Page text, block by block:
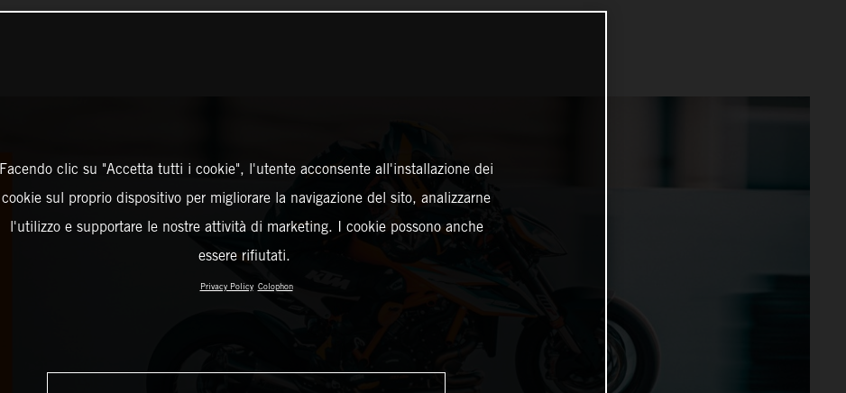
Facendo clic su "Accetta tutti i cookie", l'utente acconsente all'installazione dei
cookie sul proprio dispositivo per migliorare la navigazione del sito, analizzarne
l'utilizzo e supportare le nostre attività di marketing. I cookie possono anche
essere rifiutati.
Privacy Policy Colophon